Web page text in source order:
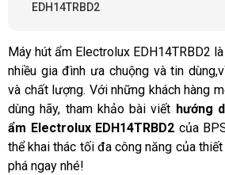
EDH14TRBD2
Máy hút ẩm Electrolux EDH14TRBD2
nhiều gia đình ưa chuộng và tin
và chất lượng. Với những khách hàng
dùng hãy, tham khảo bài viết hướng
ẩm Electrolux EDH14TRBD2 của
thể khai thác tối đa công năng của
phá ngay nhé!